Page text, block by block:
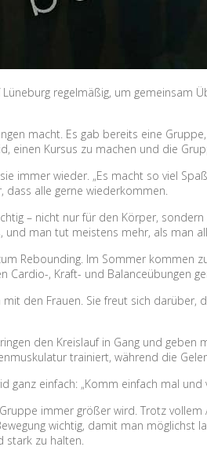
regelmäßig, um gemeinsam
macht. Es gab bereits eine
einen Kursus zu machen und die
immer wieder. „Es macht so viel
dass alle gerne wiederkommen.
– nicht nur für den Körper,
man tut meistens mehr, als man
Rebounding. Im Sommer kommen
Cardio-, Kraft- und Balanceübungen
den Frauen. Sie freut sich
den Kreislauf in Gang und
trainiert, während die
ganz einfach: „Komm einfach mal
immer größer wird. Trotz
wichtig, damit man
stark zu halten.